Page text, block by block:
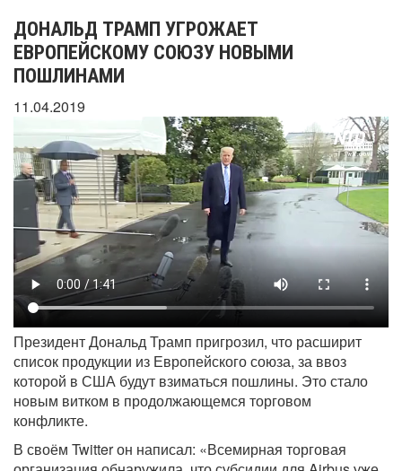
ДОНАЛЬД ТРАМП УГРОЖАЕТ
ЕВРОПЕЙСКОМУ СОЮЗУ НОВЫМИ
ПОШЛИНАМИ
11.04.2019
Президент Дональд Трамп пригрозил, что расширит
список продукции из Европейского союза, за ввоз
которой в США будут взиматься пошлины. Это стало
новым витком в продолжающемся торговом
конфликте.
В своём Twitter он написал: «Всемирная торговая